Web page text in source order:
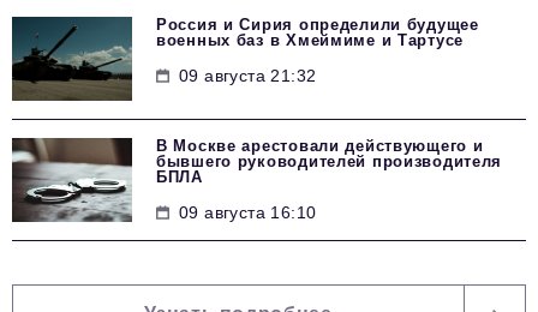
Россия и Сирия определили будущее
военных баз в Хмеймиме и Тартусе
09 августа 21:32
В Москве арестовали действующего и
бывшего руководителей производителя
БПЛА
09 августа 16:10